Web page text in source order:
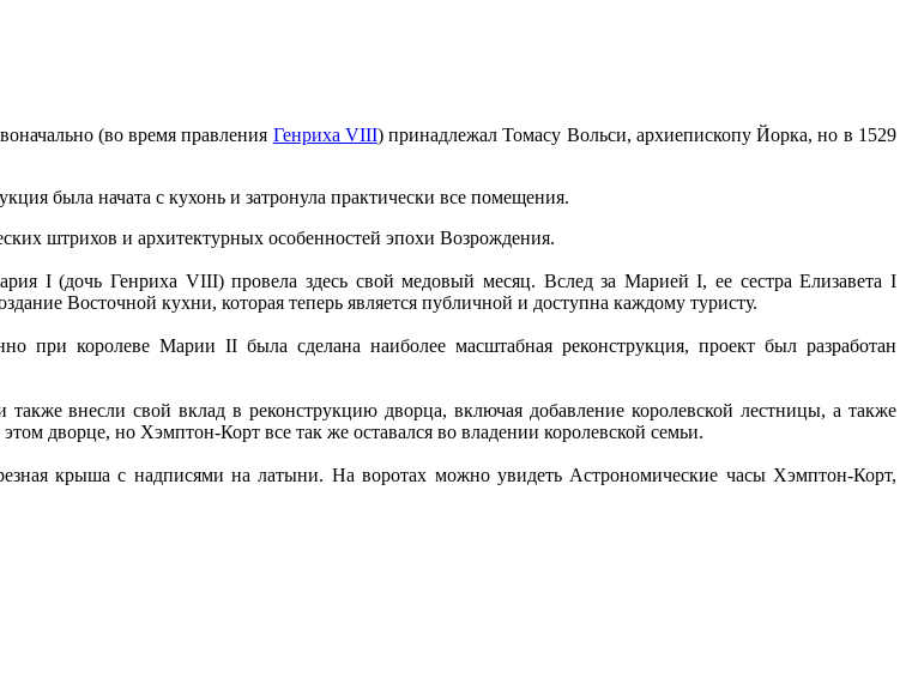
(во время правления Генриха VIII) принадлежал Томасу Вольси, архиепископу Йорка, но в 1529
была начата с кухонь и затронула практически все помещения.
штрихов и архитектурных особенностей эпохи Возрождения.
I (дочь Генриха VIII) провела здесь свой медовый месяц. Вслед за Марией I, ее сестра Елизавета I
Восточной кухни, которая теперь является публичной и доступна каждому туристу.
при королеве Марии II была сделана наиболее масштабная реконструкция, проект был разработан
внесли свой вклад в реконструкцию дворца, включая добавление королевской лестницы, а также
дворце, но Хэмптон-Корт все так же оставался во владении королевской семьи.
крыша с надписями на латыни. На воротах можно увидеть Астрономические часы Хэмптон-Корт,